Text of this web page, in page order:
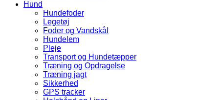
Hund
Hundefoder
Legetøj
Foder og Vandskål
Hundelem
Pleje
Transport og Hundetæpper
Træning og Opdragelse
Træning jagt
Sikkerhed
GPS tracker